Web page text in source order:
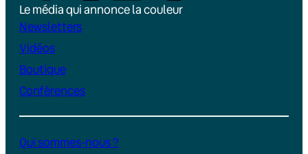
Le média qui annonce la couleur
Newsletters
Vidéos
Boutique
Conférences
Qui sommes-nous ?